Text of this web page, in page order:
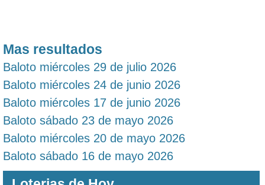
Mas resultados
Baloto miércoles 29 de julio 2026
Baloto miércoles 24 de junio 2026
Baloto miércoles 17 de junio 2026
Baloto sábado 23 de mayo 2026
Baloto miércoles 20 de mayo 2026
Baloto sábado 16 de mayo 2026